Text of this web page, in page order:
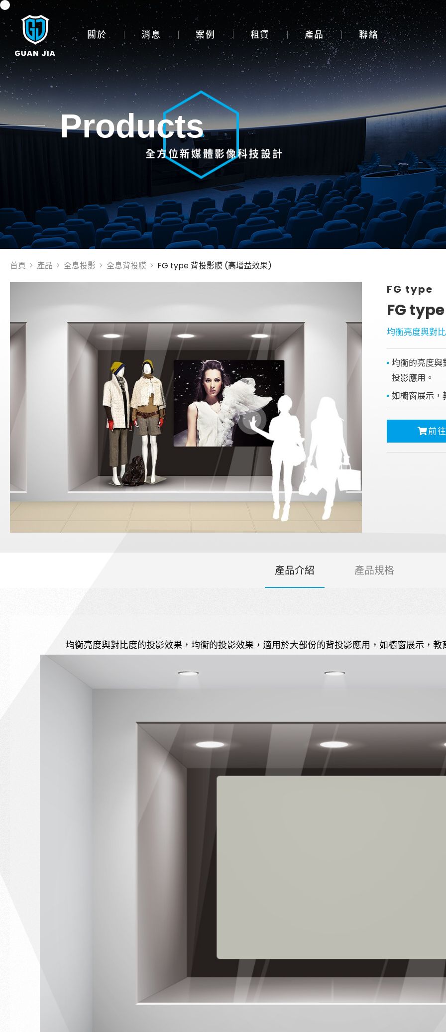
關於 消息 案例 租賃 產品 聯絡
主選單
展覽展示設計
體感互動裝置
3D Mapping
大畫面投影拼接
智能電控膜
投影設備租賃
金字塔設備租賃
聯絡我們
參觀預約
投影機
銀幕
全息金字塔
全息投影
顯示器
控制系統與影音設
4K高畫質抗光幕系
列
Products
全方位新媒體影像科技設計
首頁 產品 全息投影 全息背投膜 FG type 背投影膜 (高增益效果)
FG type
FG
均衡亮度與對
均衡的亮度與
投影應用。
如櫥窗展示，
前
產品介紹 產品規格
均衡亮度與對比度的投影效果，均衡的投影效果，適用於大部份的背投影應用，如櫥窗展示，